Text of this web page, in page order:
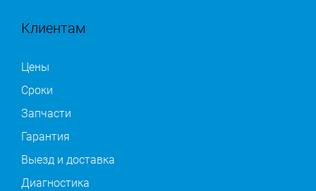
Клиентам
Цены
Сроки
Запчасти
Гарантия
Выезд и доставка
Диагностика